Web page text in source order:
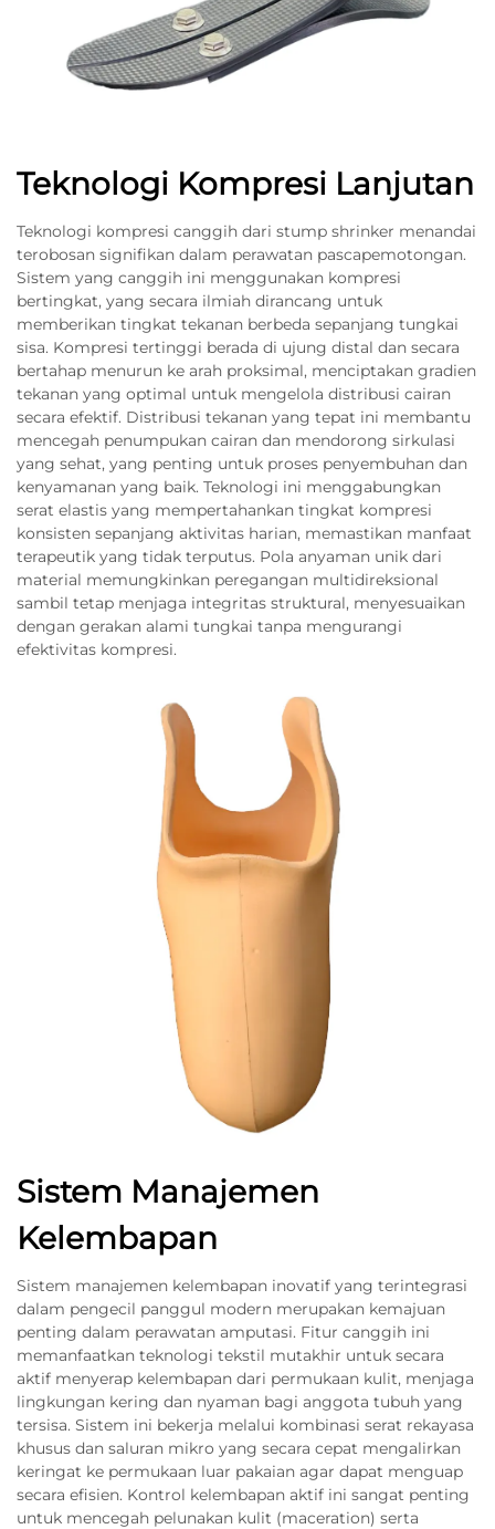
Teknologi Kompresi Lanjutan
Teknologi kompresi canggih dari stump shrinker menandai
terobosan signifikan dalam perawatan pascapemotongan.
Sistem yang canggih ini menggunakan kompresi
bertingkat, yang secara ilmiah dirancang untuk
memberikan tingkat tekanan berbeda sepanjang tungkai
sisa. Kompresi tertinggi berada di ujung distal dan secara
bertahap menurun ke arah proksimal, menciptakan gradien
tekanan yang optimal untuk mengelola distribusi cairan
secara efektif. Distribusi tekanan yang tepat ini membantu
mencegah penumpukan cairan dan mendorong sirkulasi
yang sehat, yang penting untuk proses penyembuhan dan
kenyamanan yang baik. Teknologi ini menggabungkan
serat elastis yang mempertahankan tingkat kompresi
konsisten sepanjang aktivitas harian, memastikan manfaat
terapeutik yang tidak terputus. Pola anyaman unik dari
material memungkinkan peregangan multidireksional
sambil tetap menjaga integritas struktural, menyesuaikan
dengan gerakan alami tungkai tanpa mengurangi
efektivitas kompresi.
Sistem Manajemen
Kelembapan
Sistem manajemen kelembapan inovatif yang terintegrasi
dalam pengecil panggul modern merupakan kemajuan
penting dalam perawatan amputasi. Fitur canggih ini
memanfaatkan teknologi tekstil mutakhir untuk secara
aktif menyerap kelembapan dari permukaan kulit, menjaga
lingkungan kering dan nyaman bagi anggota tubuh yang
tersisa. Sistem ini bekerja melalui kombinasi serat rekayasa
khusus dan saluran mikro yang secara cepat mengalirkan
keringat ke permukaan luar pakaian agar dapat menguap
secara efisien. Kontrol kelembapan aktif ini sangat penting
untuk mencegah pelunakan kulit (maceration) serta